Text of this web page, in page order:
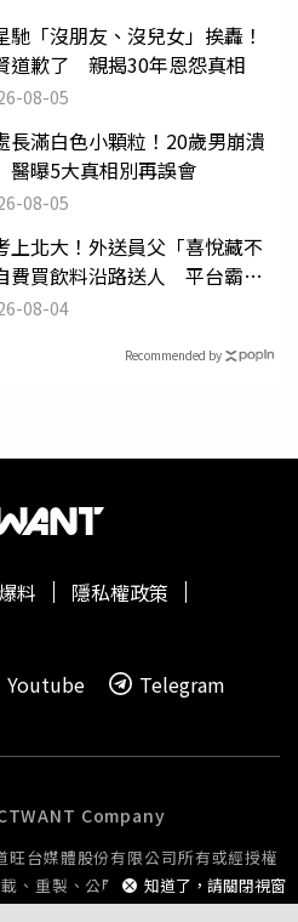
馳「沒朋友、沒兒女」挨轟！
道歉了 親揭30年恩怨真相
08-05
長滿白色小顆粒！20歲男崩潰
曝5大真相別再誤會
08-05
上北大！外送員父「喜悅藏不
費買飲料沿路送人 平台霸氣
費08-04
Recommended by
知道了，請關閉視窗
料
隱私權政策
Youtube Telegram
Company
旺台媒體股份有限公司所有或經授權
、重製、公開播送或公開傳輸。